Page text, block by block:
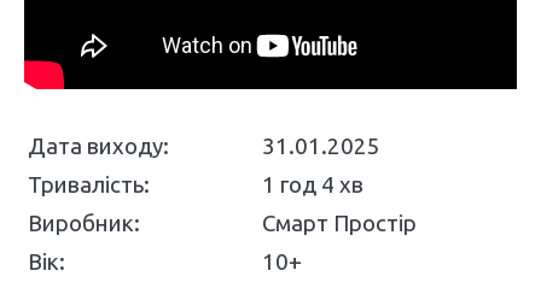
Дата виходу:
31.01.2025
Тривалість:
1 год 4 хв
Виробник:
Смарт Простір
Вік:
10+